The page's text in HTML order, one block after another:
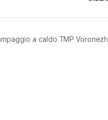
a caldo TMP Voronezh